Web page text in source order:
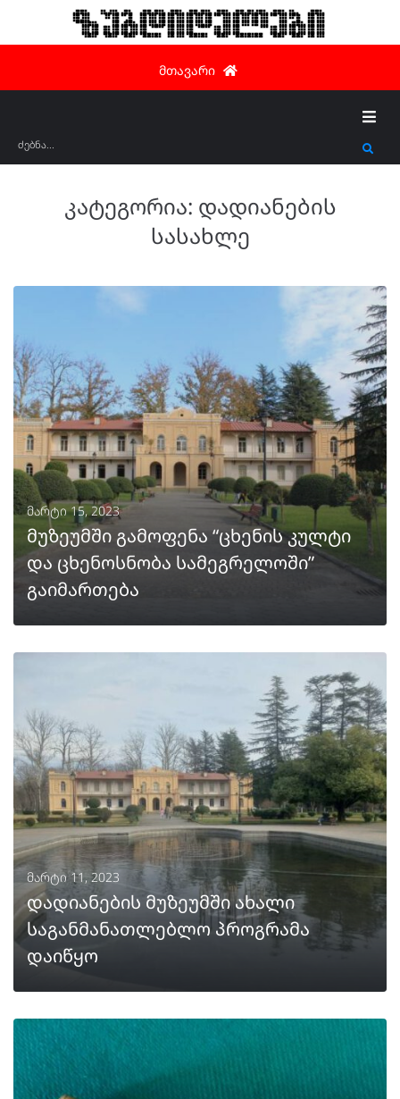
ზუგდიდელები
მთავარი
კატეგორია: დადიანების
სასახლე
მარტი 15, 2023
მუზეუმში გამოფენა “ცხენის კულტი
და ცხენოსნობა სამეგრელოში”
გაიმართება
ᲒᲐᲒᲠᲫᲔᲚᲔᲑᲐ
მარტი 11, 2023
დადიანების მუზეუმში ახალი
საგანმანათლებლო პროგრამა
დაიწყო
ᲒᲐᲒᲠᲫᲔᲚᲔᲑᲐ